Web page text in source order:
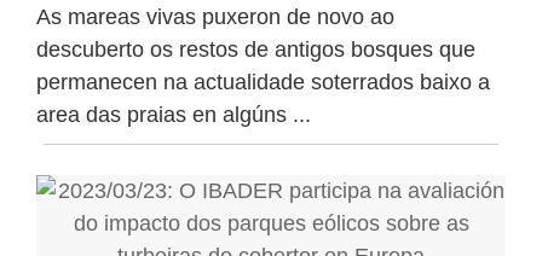
As mareas vivas puxeron de novo ao
descuberto os restos de antigos bosques que
permanecen na actualidade soterrados baixo a
area das praias en algúns ...